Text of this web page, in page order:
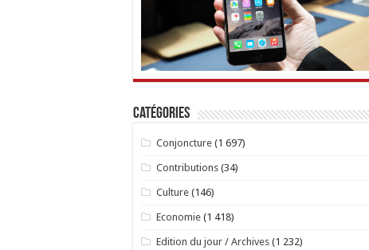
Catégories
Conjoncture(1 697)
Contributions(34)
Culture(146)
Economie(1 418)
Edition du jour / Archives(1 232)